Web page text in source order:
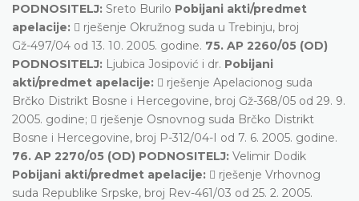
PODNOSITELJ: Sreto Burilo Pobijani akti/predmet
apelacije:  rješenje Okružnog suda u Trebinju, broj
Gž-497/04 od 13. 10. 2005. godine. 75. AP 2260/05 (OD)
PODNOSITELJ: Ljubica Josipović i dr. Pobijani
akti/predmet apelacije:  rješenje Apelacionog suda
Brčko Distrikt Bosne i Hercegovine, broj Gž-368/05 od 29. 9.
2005. godine;  rješenje Osnovnog suda Brčko Distrikt
Bosne i Hercegovine, broj P-312/04-I od 7. 6. 2005. godine.
76. AP 2270/05 (OD) PODNOSITELJ: Velimir Dodik
Pobijani akti/predmet apelacije:  rješenje Vrhovnog
suda Republike Srpske, broj Rev-461/03 od 25. 2. 2005.